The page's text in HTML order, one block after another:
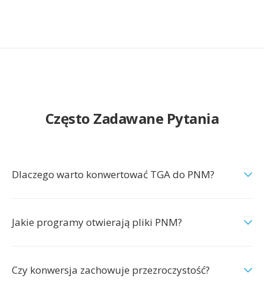
Często Zadawane Pytania
Dlaczego warto konwertować TGA do PNM?
Jakie programy otwierają pliki PNM?
Czy konwersja zachowuje przezroczystość?